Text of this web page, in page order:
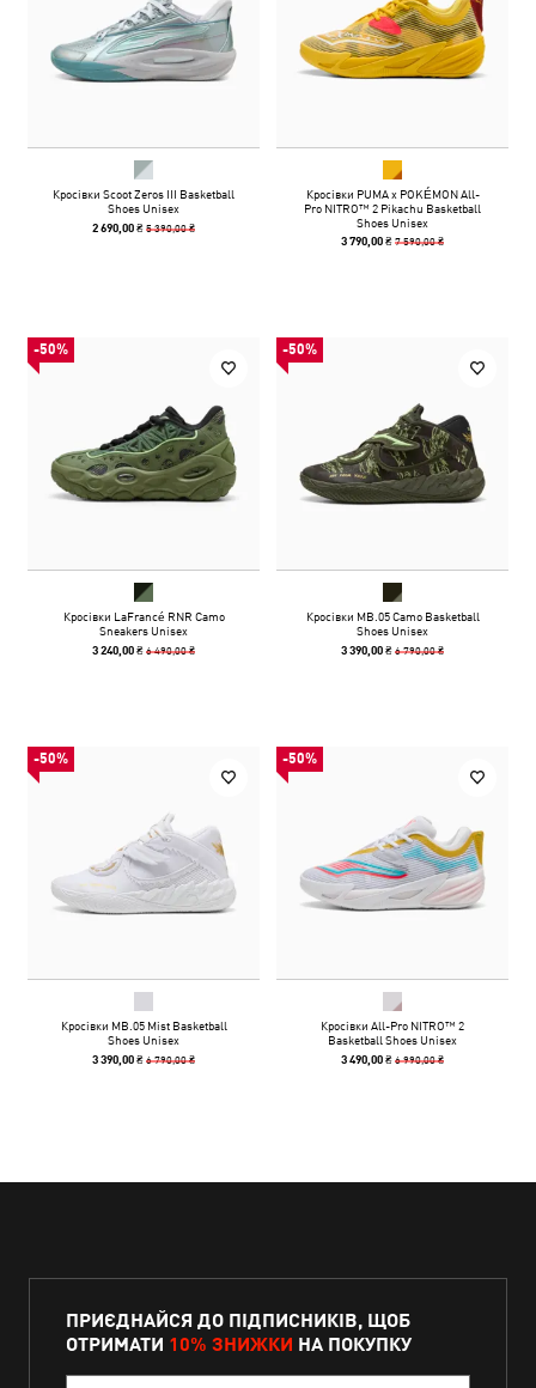
Кросівки Scoot Zeros III Basketball
Shoes Unisex
2 690,00 ₴5 390,00 ₴
Кросівки PUMA x POKÉMON All-
Pro NITRO™ 2 Pikachu Basketball
Shoes Unisex
3 790,00 ₴7 590,00 ₴
-50%
Кросівки LaFrancé RNR Camo
Sneakers Unisex
3 240,00 ₴6 490,00 ₴
-50%
Кросівки MB.05 Camo Basketball
Shoes Unisex
3 390,00 ₴6 790,00 ₴
-50%
Кросівки MB.05 Mist Basketball
Shoes Unisex
3 390,00 ₴6 790,00 ₴
-50%
Кросівки All-Pro NITRO™ 2
Basketball Shoes Unisex
3 490,00 ₴6 990,00 ₴
ПРИЄДНАЙСЯ ДО ПІДПИСНИКІВ, ЩОБ
ОТРИМАТИ 10% ЗНИЖКИ НА ПОКУПКУ